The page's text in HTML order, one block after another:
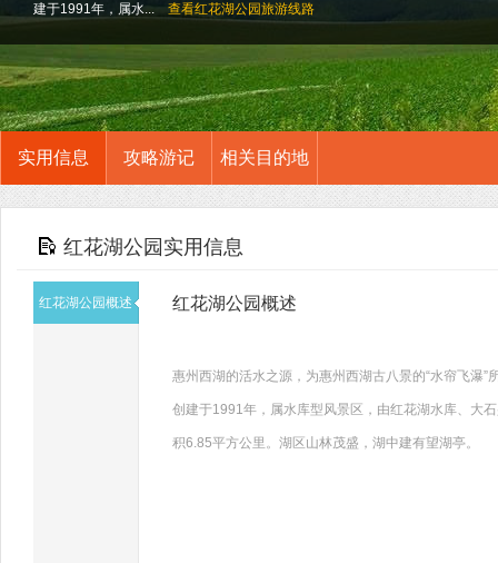
建于1991年，属水...
查看红花湖公园旅游线路
实用信息 攻略游记 相关目的地
红花湖公园实用信息
红花湖公园概述 红花湖公园概述
惠州西湖的活水之源，为惠州西湖古八景的“水帘飞瀑
创建于1991年，属水库型风景区，由红花湖水库、大
积6.85平方公里。湖区山林茂盛，湖中建有望湖亭。